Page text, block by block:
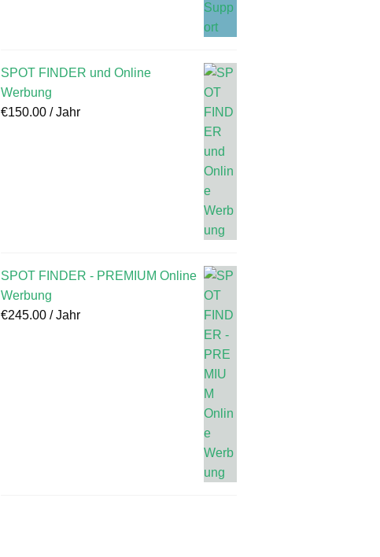
SPOT FINDER und Online
Werbung
€150.00 / Jahr
SPOT FINDER - PREMIUM Online
Werbung
€245.00 / Jahr